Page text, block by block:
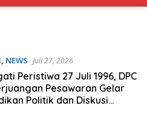
, NEWS Juli 27, 2026
Peristiwa 27 Juli 1996, DPC
Pesawaran Gelar
Politik dan Diskusi